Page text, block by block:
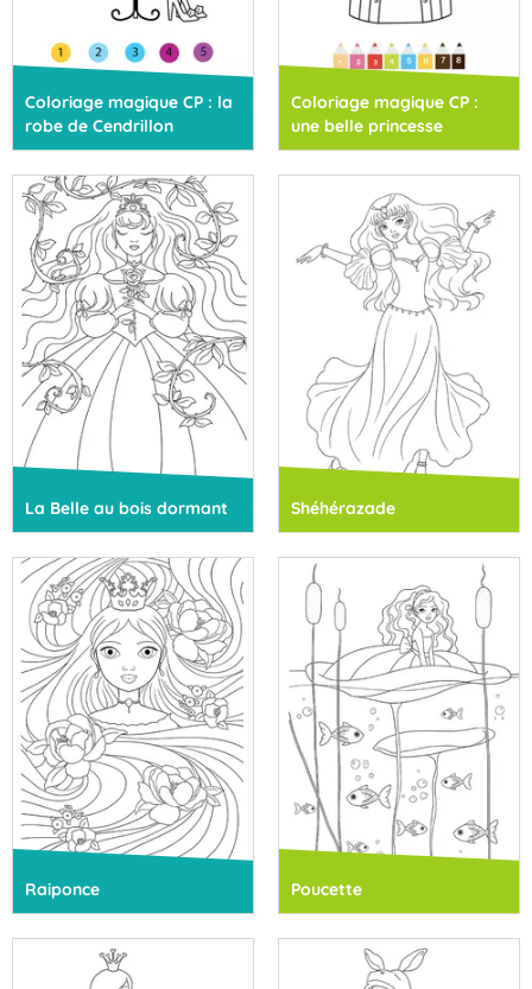
Coloriage magique CP : la
robe de Cendrillon
Coloriage magique CP :
une belle princesse
La Belle au bois dormant Shéhérazade
Raiponce Poucette